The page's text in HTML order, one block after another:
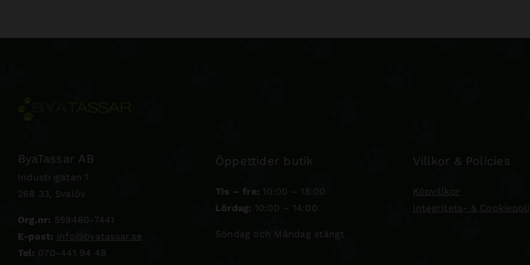
ByaTassar AB
Industrigatan 1
268 33, Svalöv
Org.nr: 559460-7441
E-post: info@byatassar.se
Tel: 070-441 94 48
Öppettider butik
Tis – fre: 10:00 – 18:00
Lördag: 10:00 – 14:00
Söndag och Måndag stängt
Villkor & Policies
Köpvillkor
Integritets- &